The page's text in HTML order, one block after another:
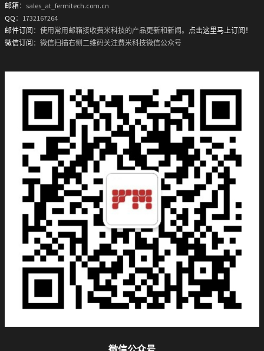
邮箱：sales_at_fermitech.com.cn
QQ ：1732167264
邮件订阅 ：使用常用邮箱接收费米科技的产品更新和新闻。 点击这里马上订阅！
微信订阅 ：微信扫描右侧二维码关注费米科技微信公众号